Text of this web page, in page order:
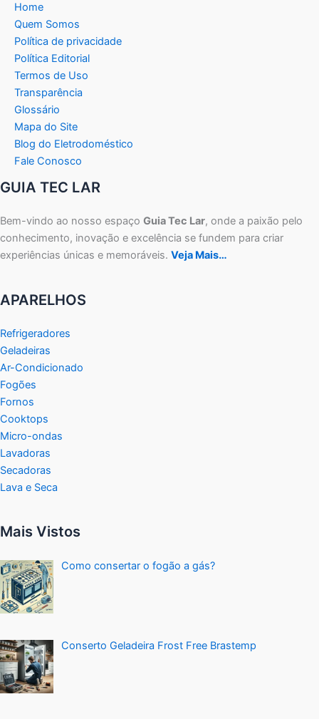
Home
Quem Somos
Política de privacidade
Política Editorial
Termos de Uso
Transparência
Glossário
Mapa do Site
Blog do Eletrodoméstico
Fale Conosco
GUIA TEC LAR
Bem-vindo ao nosso espaço Guia Tec Lar, onde a paixão pelo
conhecimento, inovação e excelência se fundem para criar
experiências únicas e memoráveis. Veja Mais…
APARELHOS
Refrigeradores
Geladeiras
Ar-Condicionado
Fogões
Fornos
Cooktops
Micro-ondas
Lavadoras
Secadoras
Lava e Seca
Mais Vistos
Como consertar o fogão a gás?
Conserto Geladeira Frost Free Brastemp